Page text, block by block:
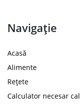
Navigație
Acasă
Alimente
Rețete
Calculator necesar